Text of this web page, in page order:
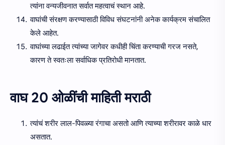
त्यांना वन्यजीवनात सर्वात महत्वाचं स्थान आहे.
वाघांची संरक्षण करण्यासाठी विविध संघटनांनी अनेक कार्यक्रम संचालित
केले आहेत.
वाघांच्या लढाईत त्यांच्या जागेवर कधीही चिंता करण्याची गरज नसते,
कारण ते स्वतःला सर्वाधिक प्रतिरोधी मानतात.
वाघ 20 ओळींची माहिती मराठी
त्यांचं शरीर लाल-पिवळ्या रंगाचा असतो आणि त्याच्या शरीरावर काळे धार
असतात.